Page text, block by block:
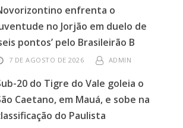
enfrenta o
no Jorjão em duelo de
pontos’ pelo Brasileirão B
7 DE AGOSTO DE 2026 ADMIN
20 do Tigre do Vale goleia o
Caetano, em Mauá, e sobe na
do Paulista